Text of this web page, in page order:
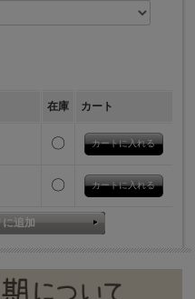
在庫 カート
〇
〇